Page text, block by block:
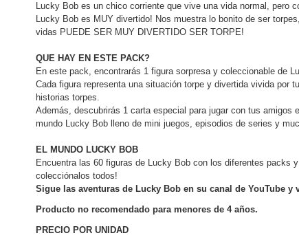
Lucky Bob es un chico corriente que vive una vida normal, pero
Lucky Bob es MUY divertido! Nos muestra lo bonito de ser
vidas PUEDE SER MUY DIVERTIDO SER TORPE!
QUE HAY EN ESTE PACK?
En este pack, encontrarás 1 figura sorpresa y coleccionable de
Cada figura representa una situación torpe y divertida vivida por
historias torpes.
Además, descubrirás 1 carta especial para jugar con tus
mundo Lucky Bob lleno de mini juegos, episodios de series y
EL MUNDO LUCKY BOB
Encuentra las 60 figuras de Lucky Bob con los diferentes
colecciónalos todos!
Sigue las aventuras de Lucky Bob en su canal de YouTube
Producto no recomendado para menores de 4 años.
PRECIO POR UNIDAD